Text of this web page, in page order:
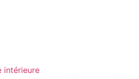
intérieure